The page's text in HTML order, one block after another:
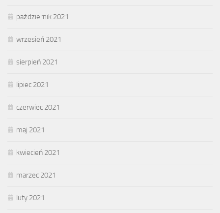
październik 2021
wrzesień 2021
sierpień 2021
lipiec 2021
czerwiec 2021
maj 2021
kwiecień 2021
marzec 2021
luty 2021